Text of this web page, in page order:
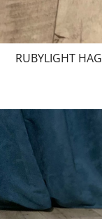
RUBYLIGHT